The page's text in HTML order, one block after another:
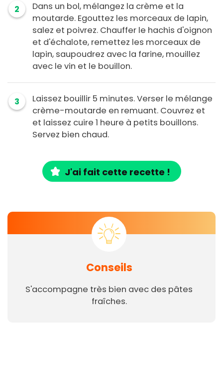
2
Dans un bol, mélangez la crème et la
moutarde. Egouttez les morceaux de lapin,
salez et poivrez. Chauffer le hachis d'oignon
et d'échalote, remettez les morceaux de
lapin, saupoudrez avec la farine, mouillez
avec le vin et le bouillon.
3
Laissez bouillir 5 minutes. Verser le mélange
crème-moutarde en remuant. Couvrez et
et laissez cuire 1 heure à petits bouillons.
Servez bien chaud.
J'ai fait cette recette !
Conseils
S'accompagne très bien avec des pâtes
fraîches.